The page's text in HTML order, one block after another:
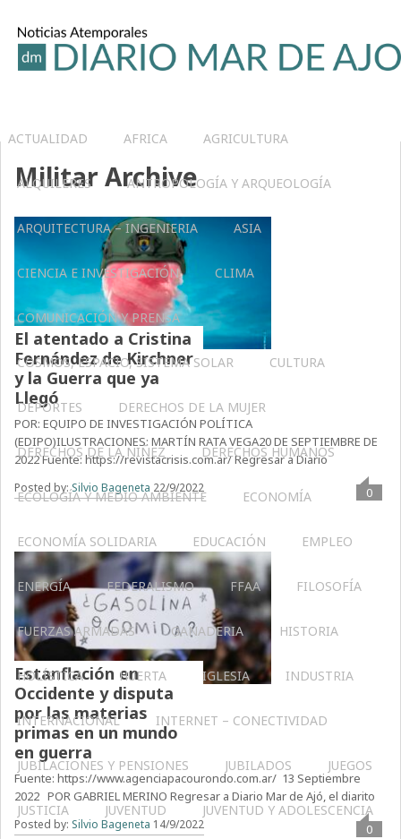
ACTUALIDAD AFRICA AGRICULTURA
ALQUILERES ANTROPOLOGÍA Y ARQUEOLOGÍA
ARQUITECTURA – INGENIERIA ASIA
CIENCIA E INVESTIGACIÓN CLIMA
COMUNICACIÓN Y PRENSA
COSMOS, ESPACIO, SISTEMA SOLAR CULTURA
DEPORTES DERECHOS DE LA MUJER
DERECHOS DE LA NIÑEZ DERECHOS HUMANOS
ECOLOGÍA Y MEDIO AMBIENTE ECONOMÍA
ECONOMÍA SOLIDARIA EDUCACIÓN EMPLEO
ENERGÍA FEDERALISMO FFAA FILOSOFÍA
FUERZAS ARMADAS GANADERIA HISTORIA
HOLÍSTICA HUERTA IGLESIA INDUSTRIA
INTERNACIONAL INTERNET – CONECTIVIDAD
JUBILACIONES Y PENSIONES JUBILADOS JUEGOS
JUSTICIA JUVENTUD JUVENTUD Y ADOLESCENCIA
Militar Archive
El atentado a Cristina
Fernández de Kirchner
y la Guerra que ya
Llegó
POR: EQUIPO DE INVESTIGACIÓN POLÍTICA
(EDIPO)ILUSTRACIONES: MARTÍN RATA VEGA20 DE SEPTIEMBRE DE
2022 Fuente: https://revistacrisis.com.ar/ Regresar a Diario
Posted by:Silvio Bageneta 22/9/2022 0
Estanflación en
Occidente y disputa
por las materias
primas en un mundo
en guerra
Fuente: https://www.agenciapacourondo.com.ar/ 13 Septiembre
2022 POR GABRIEL MERINO Regresar a Diario Mar de Ajó, el diarito
Posted by: Silvio Bageneta 14/9/2022 0